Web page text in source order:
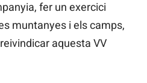
fer un exercici
muntanyes i els camps,
aquesta VV